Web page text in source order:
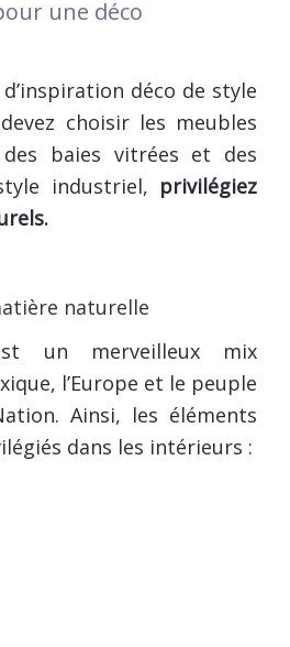
une déco
déco de style
choisir les meubles
baies vitrées et des
industriel, privilégiez
naturelle
un merveilleux mix
l’Europe et le peuple
Ainsi, les éléments
dans les intérieurs :